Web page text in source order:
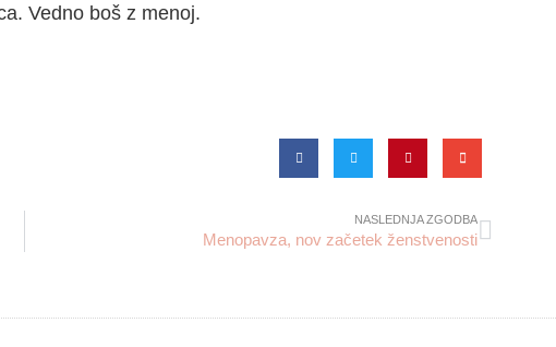
Vedno boš z menoj.
NASLEDNJA ZGODBA
Menopavza, nov začetek ženstvenosti